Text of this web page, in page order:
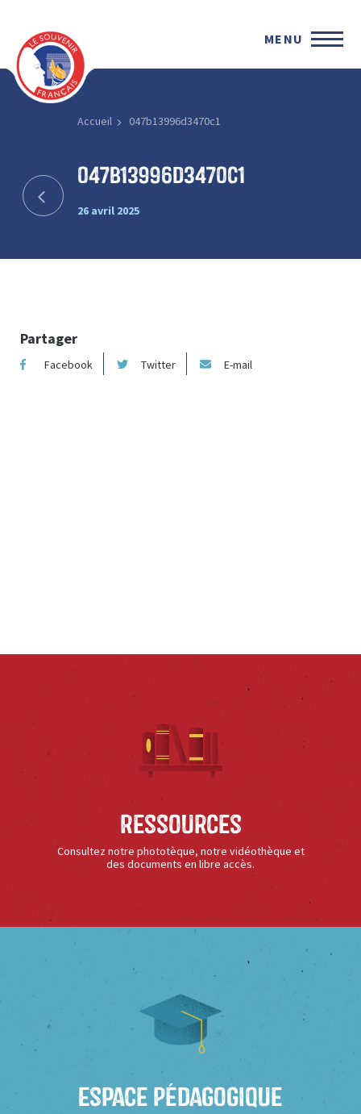
MENU
Accueil 047b13996d3470c1
047b13996d3470c1
26 avril 2025
Partager
Facebook Twitter E-mail
Ressources
Consultez notre phototèque, notre vidéothèque et
des documents en libre accès.
Espace Pédagogique